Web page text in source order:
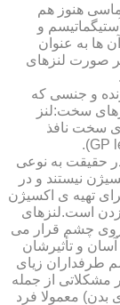
هنوز هم
و
ها به عنوان
صورت لنزهای
و جنسی که
سخت:لنز
سخت نافذ
حقیقت به نوعی
نیستند و در
تهیه ی اکسیژن
زدن است.لنزهای
روی چشم قرار می
و تأثیرشان
طرفداران زیای
مشکلاتی از جمله
بدن) معمولا فرد